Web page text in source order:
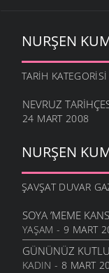
NURŞEN
TARIH KATEGORISI
NEVRUZ
24 MART 2008
NURŞEN
ŞAVŞAT DUVAR
SOYA ’MEME
YAŞAM - 9 MART
GÜNÜNÜZ
KADIN - 8 MART